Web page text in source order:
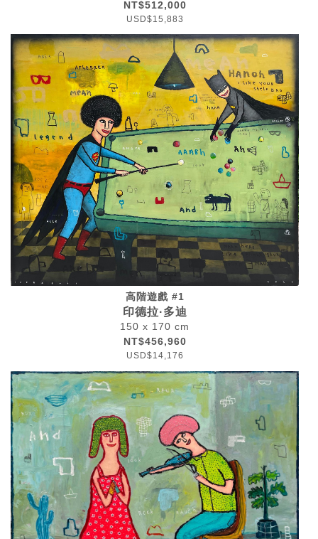
NT$512,000
USD$15,883
高階遊戲 #1
印德拉·多迪
150 x 170 cm
NT$456,960
USD$14,176